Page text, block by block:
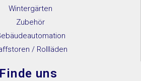
Wintergärten
Zubehör
/ Rollläden
Finde uns